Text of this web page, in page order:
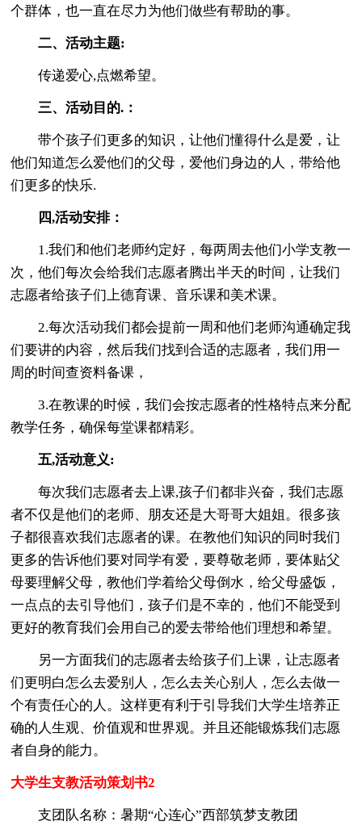
个群体，也一直在尽力为他们做些有帮助的事。
二、活动主题:
传递爱心,点燃希望。
三、活动目的.：
带个孩子们更多的知识，让他们懂得什么是爱，让
他们知道怎么爱他们的父母，爱他们身边的人，带给他
们更多的快乐.
四,活动安排：
1.我们和他们老师约定好，每两周去他们小学支教一
次，他们每次会给我们志愿者腾出半天的时间，让我们
志愿者给孩子们上德育课、音乐课和美术课。
2.每次活动我们都会提前一周和他们老师沟通确定我
们要讲的内容，然后我们找到合适的志愿者，我们用一
周的时间查资料备课，
3.在教课的时候，我们会按志愿者的性格特点来分配
教学任务，确保每堂课都精彩。
五,活动意义:
每次我们志愿者去上课,孩子们都非兴奋，我们志愿
者不仅是他们的老师、朋友还是大哥哥大姐姐。很多孩
子都很喜欢我们志愿者的课。在教他们知识的同时我们
更多的告诉他们要对同学有爱，要尊敬老师，要体贴父
母要理解父母，教他们学着给父母倒水，给父母盛饭，
一点点的去引导他们，孩子们是不幸的，他们不能受到
更好的教育我们会用自己的爱去带给他们理想和希望。
另一方面我们的志愿者去给孩子们上课，让志愿者
们更明白怎么去爱别人，怎么去关心别人，怎么去做一
个有责任心的人。这样更有利于引导我们大学生培养正
确的人生观、价值观和世界观。并且还能锻炼我们志愿
者自身的能力。
大学生支教活动策划书2
支团队名称：暑期“心连心”西部筑梦支教团